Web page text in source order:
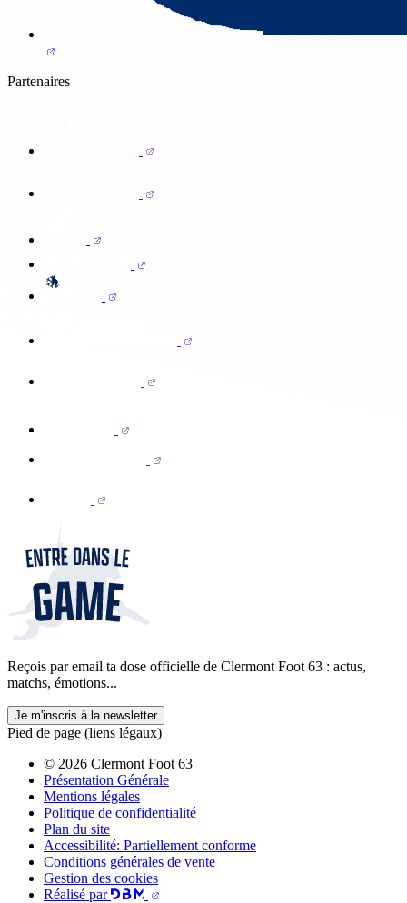
Partenaires
Reçois par email ta dose officielle de Clermont Foot 63 : actus,
matchs, émotions...
Je m'inscris à la newsletter
Pied de page (liens légaux)
© 2026 Clermont Foot 63
Présentation Générale
Mentions légales
Politique de confidentialité
Plan du site
Accessibilité: Partiellement conforme
Conditions générales de vente
Gestion des cookies
Réalisé par